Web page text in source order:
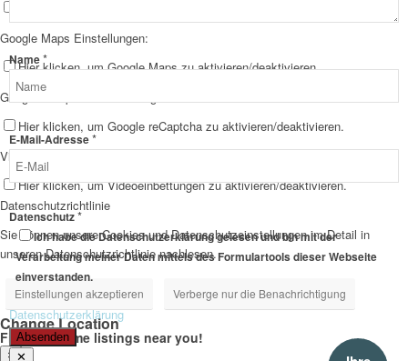
Google Maps Einstellungen:
Hier klicken, um Google Maps zu aktivieren/deaktivieren.
Google reCaptcha Einstellungen:
Hier klicken, um Google reCaptcha zu aktivieren/deaktivieren.
Vimeo und YouTube Einstellungen:
Hier klicken, um Videoeinbettungen zu aktivieren/deaktivieren.
Datenschutzrichtlinie
Sie können unsere Cookies und Datenschutzeinstellungen im Detail in
unseren Datenschutzrichtlinie nachlesen.
Einstellungen akzeptieren Verberge nur die Benachrichtigung
Name
Adresse
Frage
Name*
E-Mail-Adresse*
Datenschutz*
Ich habe die Datenschutzerklärung gelesen und bin mit der
Verarbeitung meiner Daten mittels des Formulartools dieser Webseite
einverstanden.
Datenschutzerklärung
Absenden
✕
Change Location
Find awesome listings near you!
×